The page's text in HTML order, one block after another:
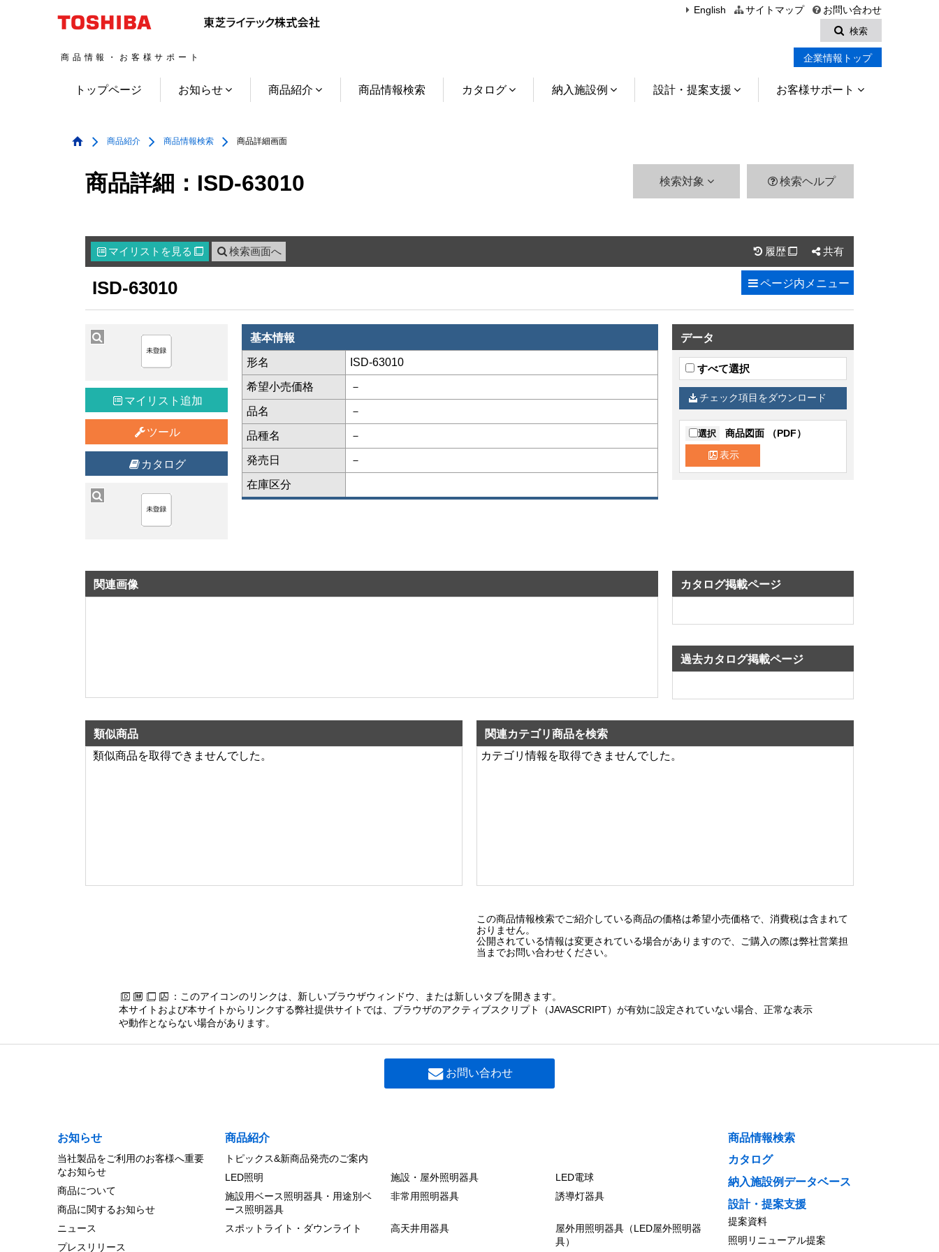
English サイトマップ
お問い合わせ
検索
商品情報・お客様サポート 企業情報トップ
トップページ お知らせ 商品紹介 商品情報検索 カタログ 納入施設例 設計・提案支援 お客様サポート
商品紹介 商品情報検索 商品詳細画面
商品詳細：ISD-63010 検索対象 検索ヘルプ
マイリスト を見る  検索画面へ 履歴  共有
ISD-63010 ページ内 メニュー
マイリスト追加
ツール
カタログ
基本情報
形名 ISD-63010
希望小売価格 －
品名 －
品種名 －
発売日 －
在庫区分
データ
すべて選択
チェック項目をダウンロード
選択 商品図面 （PDF）
表示
関連画像 カタログ掲載ページ
過去カタログ掲載ページ
類似商品
類似商品を取得できませんでした。
関連カテゴリ商品を検索
カテゴリ情報を取得できませんでした。
この商品情報検索でご紹介している商品の価格は希望小売価格で、消費税は含まれて
おりません。
公開されている情報は変更されている場合がありますので、ご購入の際は弊社営業担
当までお問い合わせください。
：このアイコンのリンクは、新しいブラウザウィンドウ、または新しいタブを開きます。
本サイトおよび本サイトからリンクする弊社提供サイトでは、ブラウザのアクティブスクリプト（JAVASCRIPT）が有効に設定されていない場合、正常な表示
や動作とならない場合があります。
お問い合わせ
お知らせ
当社製品をご利用のお客様へ重要
なお知らせ
商品について
商品に関するお知らせ
ニュース
プレスリリース
商品紹介
トピックス&新商品発売のご案内
LED照明
施設・屋外照明器具
LED電球
施設用ベース照明器具・用途別ベ
ース照明器具
非常用照明器具 誘導灯器具
スポットライト・ダウンライト 高天井用器具
屋外用照明器具（LED屋外照明器
具）
商品情報検索
カタログ
納入施設例データベース
設計・提案支援
提案資料
照明リニューアル提案